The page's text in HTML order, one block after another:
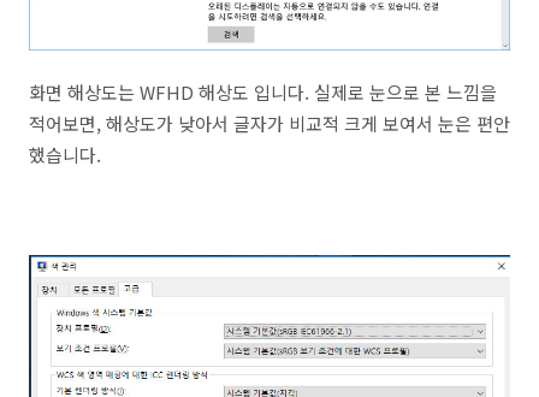
화면 해상도는 WFHD 해상도 입니다. 실제로 눈으로 본 느낌을
적어보면, 해상도가 낮아서 글자가 비교적 크게 보여서 눈은 편안
했습니다.